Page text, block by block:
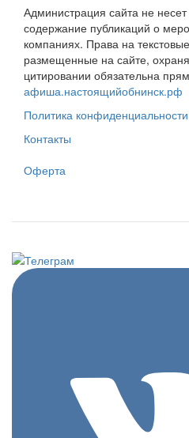
Администрация сайта не несет
содержание публикаций о
компаниях. Права на
размещенные на сайте,
цитировании обязательна
афиша.настоящийобнинск.рф
Политика конфиденциальности
Контакты
Оферта